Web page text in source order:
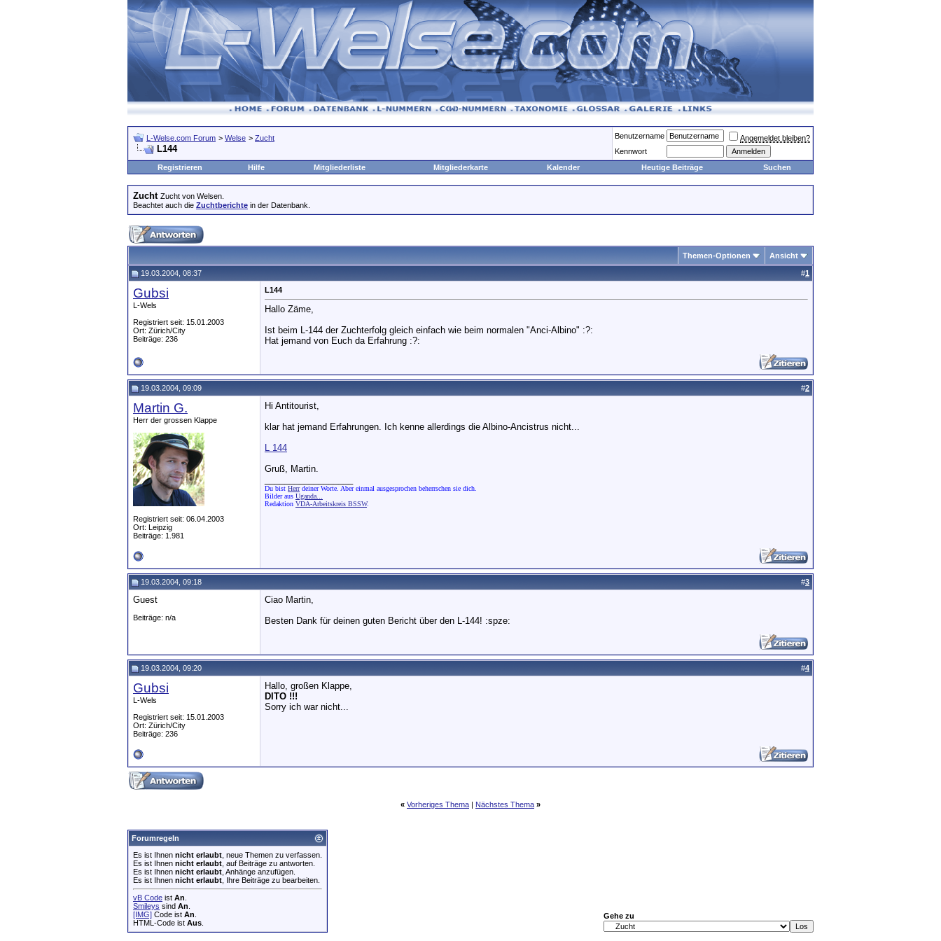
L-Welse.com Forum > Welse > Zucht
L144
Benutzername
Angemeldet bleiben?
Kennwort
Registrieren
Hilfe Mitgliederliste Mitgliederkarte Kalender Heutige Beiträge Suchen
Zucht Zucht von Welsen.
Beachtet auch die Zuchtberichte in der Datenbank.
Themen-Optionen Ansicht
19.03.2004, 08:37 #1
Gubsi
L-Wels
Registriert seit: 15.01.2003
Ort: Zürich/City
Beiträge: 236
L144
Hallo Zäme,
Ist beim L-144 der Zuchterfolg gleich einfach wie beim normalen "Anci-Albino" :?:
Hat jemand von Euch da Erfahrung :?:
19.03.2004, 09:09 #2
Martin G.
Herr der grossen Klappe
Registriert seit: 06.04.2003
Ort: Leipzig
Beiträge: 1.981
Hi Antitourist,
klar hat jemand Erfahrungen. Ich kenne allerdings die Albino-Ancistrus nicht...
L 144
Gruß, Martin.
Du bist Herrdeiner Worte. Aber einmal ausgesprochen beherrschen sie dich.
Bilder aus Uganda...
Redaktion VDA-Arbeitskreis BSSW.
19.03.2004, 09:18 #3
Guest
Beiträge: n/a
Ciao Martin,
Besten Dank für deinen guten Bericht über den L-144! :spze:
19.03.2004, 09:20 #4
Gubsi
L-Wels
Registriert seit: 15.01.2003
Ort: Zürich/City
Beiträge: 236
Hallo, großen Klappe,
DITO !!!
Sorry ich war nicht...
« Vorheriges Thema | Nächstes Thema »
Forumregeln
Es ist Ihnen nicht erlaubt , neue Themen zu verfassen.
Es ist Ihnen nicht erlaubt , auf Beiträge zu antworten.
Es ist Ihnen nicht erlaubt , Anhänge anzufügen.
Es ist Ihnen nicht erlaubt , Ihre Beiträge zu bearbeiten.
vB Code ist An
Smileys sind An
[IMG] Code ist An
HTML-Code ist Aus
Gehe zu